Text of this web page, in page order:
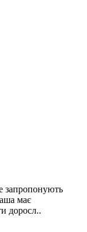
запропонують
має
доросл..